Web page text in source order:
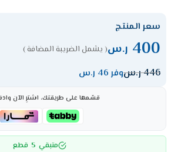
سعر المنتج
400 ر.س( يشمل الضريبة المضافة )
446ر.سوفر 46 ر.س
قسّمها على طريقتك، اشترِ الآن
متبقي 5 قطع